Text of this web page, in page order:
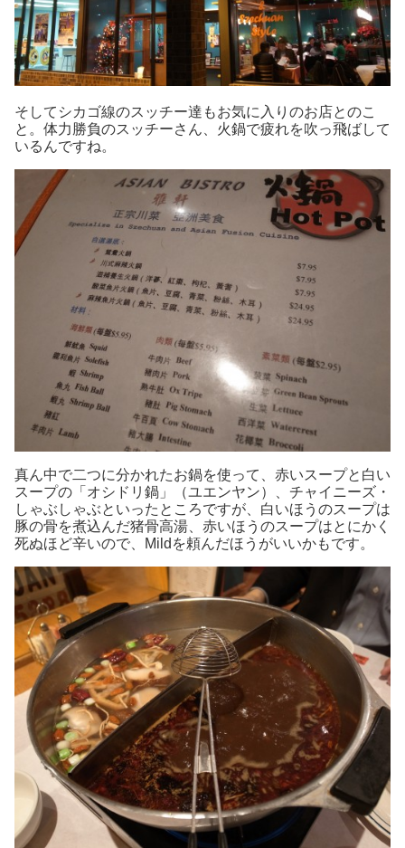
そしてシカゴ線のスッチー達もお気に入りのお店とのこ
と。体力勝負のスッチーさん、火鍋で疲れを吹っ飛ばして
いるんですね。
真ん中で二つに分かれたお鍋を使って、赤いスープと白い
スープの「オシドリ鍋」（ユエンヤン）、チャイニーズ・
しゃぶしゃぶといったところですが、白いほうのスープは
豚の骨を煮込んだ猪骨高湯、赤いほうのスープはとにかく
死ぬほど辛いので、Mildを頼んだほうがいいかもです。